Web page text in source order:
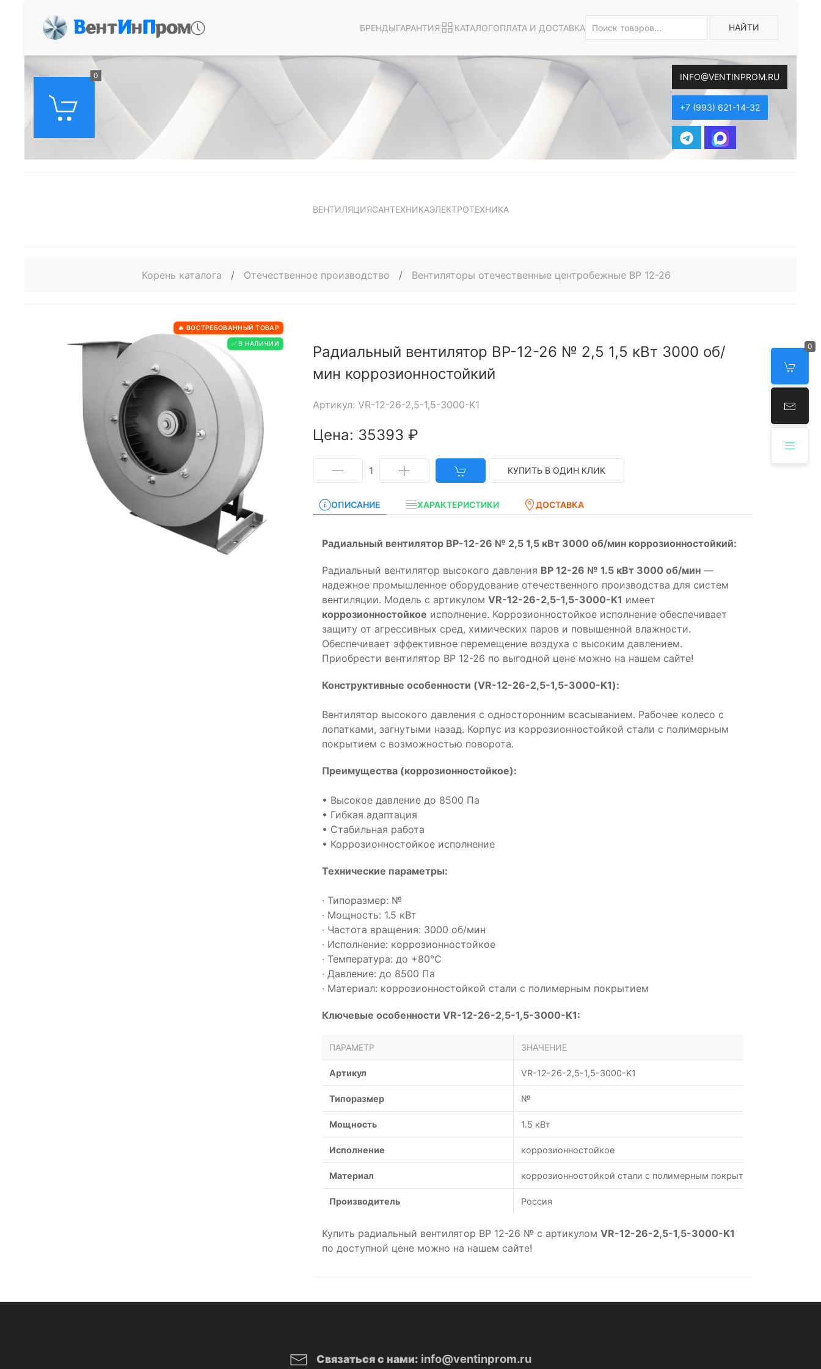
ВентИнПром БРЕНДЫГАРАНТИЯ КАТАЛОГОПЛАТА И ДОСТАВКА НАЙТИ
0 INFO@VENTINPROM.RU
+7 (993) 621-14-32
0
ВЕНТИЛЯЦИЯСАНТЕХНИКАЭЛЕКТРОТЕХНИКА
Корень каталога / Отечественное производство / Вентиляторы отечественные центробежные ВР 12-26
🔥 ВОСТРЕБОВАННЫЙ ТОВАР
✅ В НАЛИЧИИ
Радиальный вентилятор ВР-12-26 № 2,5 1,5 кВт 3000 об/
мин коррозионностойкий
Артикул: VR-12-26-2,5-1,5-3000-K1
Цена: 35393 ₽
1 КУПИТЬ В ОДИН КЛИК
ОПИСАНИЕ ХАРАКТЕРИСТИКИ ДОСТАВКА
Радиальный вентилятор ВР-12-26 № 2,5 1,5 кВт 3000 об/мин коррозионностойкий:
Радиальный вентилятор высокого давления ВР 12-26 № 1.5 кВт 3000 об/мин —
надежное промышленное оборудование отечественного производства для систем
вентиляции. Модель с артикулом VR-12-26-2,5-1,5-3000-K1 имеет
коррозионностойкое исполнение. Коррозионностойкое исполнение обеспечивает
защиту от агрессивных сред, химических паров и повышенной влажности.
Обеспечивает эффективное перемещение воздуха с высоким давлением.
Приобрести вентилятор ВР 12-26 по выгодной цене можно на нашем сайте!
Конструктивные особенности (VR-12-26-2,5-1,5-3000-K1):
Вентилятор высокого давления с односторонним всасыванием. Рабочее колесо с
лопатками, загнутыми назад. Корпус из коррозионностойкой стали с полимерным
покрытием с возможностью поворота.
Преимущества (коррозионностойкое):
• Высокое давление до 8500 Па
• Гибкая адаптация
• Стабильная работа
• Коррозионностойкое исполнение
Технические параметры:
· Типоразмер: №
· Мощность: 1.5 кВт
· Частота вращения: 3000 об/мин
· Исполнение: коррозионностойкое
· Температура: до +80°С
· Давление: до 8500 Па
· Материал: коррозионностойкой стали с полимерным покрытием
Ключевые особенности VR-12-26-2,5-1,5-3000-K1:
ПАРАМЕТР ЗНАЧЕНИЕ
Артикул VR-12-26-2,5-1,5-3000-K1
Типоразмер №
Мощность 1.5 кВт
Исполнение коррозионностойкое
Материал коррозионностойкой стали с полимерным покрытием
Производитель Россия
Купить радиальный вентилятор ВР 12-26 № с артикулом VR-12-26-2,5-1,5-3000-K1
по доступной цене можно на нашем сайте!
Связаться с нами: info@ventinprom.ru